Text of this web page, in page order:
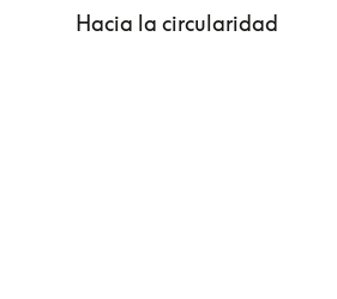
Hacia la circularidad